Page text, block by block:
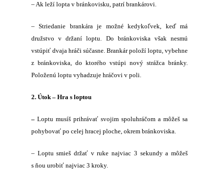
– Ak leží lopta v bránkovisku, patrí brankárovi.
– Striedanie brankára je možné kedykoľvek, keď má
družstvo v držaní loptu. Do bránkoviska však nesmú
vstúpiť dvaja hráči súčasne. Brankár položí loptu, vybehne
z bránkoviska, do ktorého vstúpi nový strážca bránky.
Položenú loptu vyhadzuje hráčovi v poli.
2. Útok – Hra s loptou
– Loptu musíš prihrávať svojim spoluhráčom a môžeš sa
pohybovať po celej hracej ploche, okrem bránkoviska.
– Loptu smieš držať v ruke najviac 3 sekundy a môžeš
s ňou urobiť najviac 3 kroky.